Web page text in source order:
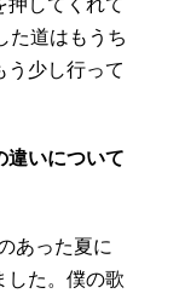
押してくれて
た道はもうち
少し行って
違いについて
あった夏に
した。僕の歌